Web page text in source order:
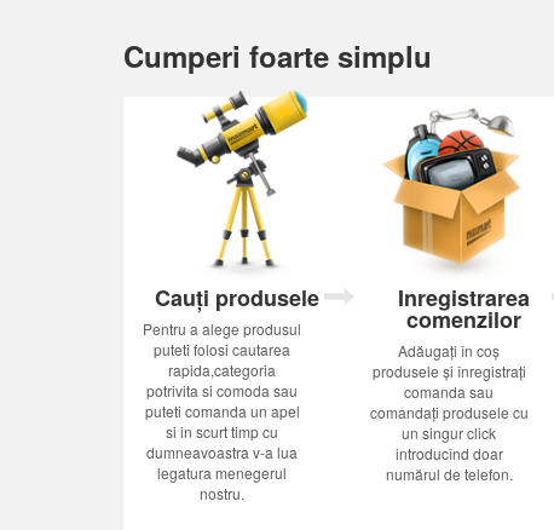
Cumperi foarte simplu
Cauți produsele
Pentru a alege produsul
puteti folosi cautarea
rapida,categoria
potrivita si comoda sau
puteti comanda un apel
si in scurt timp cu
dumneavoastra v-a lua
legatura menegerul
nostru.
Inregistrarea
comenzilor
Adăugați în coș
produsele și înregistrați
comanda sau
comandați produsele cu
un singur click
introducînd doar
numărul de telefon.